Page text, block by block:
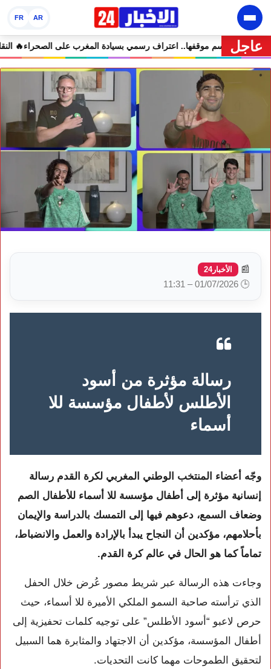
AR
FR
عاجل الساخرة🔥 كولومبيا تحسم موقفها.. اعتراف رسمي بسيادة
📰 الأخبار24
🕒 01/07/2026 – 11:31
رسالة مؤثرة من أسود
الأطلس لأطفال مؤسسة للا
أسماء
وجّه أعضاء المنتخب الوطني المغربي لكرة القدم رسالة
إنسانية مؤثرة إلى أطفال مؤسسة للا أسماء للأطفال الصم
وضعاف السمع، دعوهم فيها إلى التمسك بالدراسة والإيمان
بأحلامهم، مؤكدين أن النجاح يبدأ بالإرادة والعمل والانضباط،
تماماً كما هو الحال في عالم كرة القدم.
وجاءت هذه الرسالة عبر شريط مصور عُرض خلال الحفل
الذي ترأسته صاحبة السمو الملكي الأميرة للا أسماء، حيث
حرص لاعبو “أسود الأطلس” على توجيه كلمات تحفيزية إلى
أطفال المؤسسة، مؤكدين أن الاجتهاد والمثابرة هما السبيل
لتحقيق الطموحات مهما كانت التحديات.